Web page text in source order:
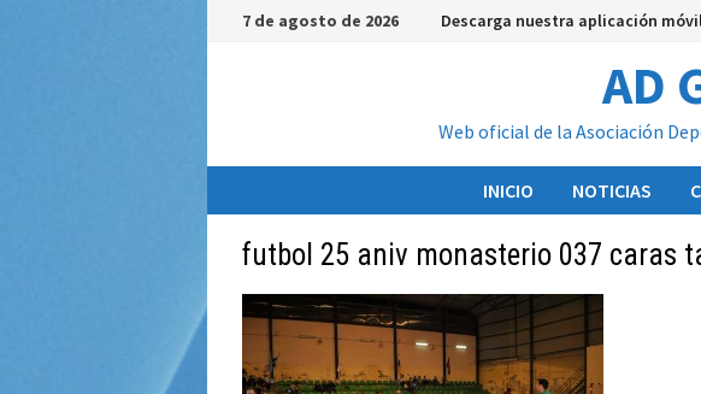
Saltar7 de agosto de 2026 Descarga nuestra aplicación
AD
Web oficial de la Asociación
INICIO NOTICIAS
futbol 25 aniv monasterio 037 caras